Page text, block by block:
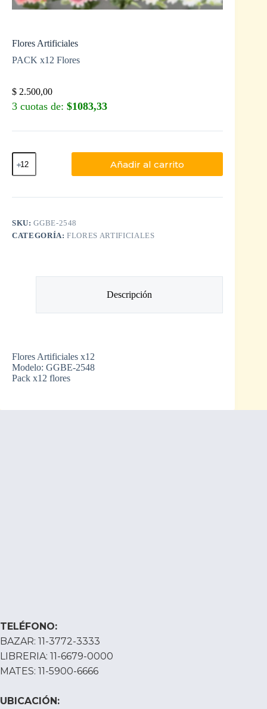
Flores Artificiales
PACK x12 Flores
$ 2.500,00
3 cuotas de: $1083,33
Añadir al carrito
SKU:GGBE-2548
CATEGORÍA:FLORES ARTIFICIALES
Descripción
Flores Artificiales x12
Modelo: GGBE-2548
Pack x12 flores
TELÉFONO:
BAZAR: 11-3772-3333
LIBRERIA: 11-6679-0000
MATES: 11-5900-6666
UBICACIÓN: